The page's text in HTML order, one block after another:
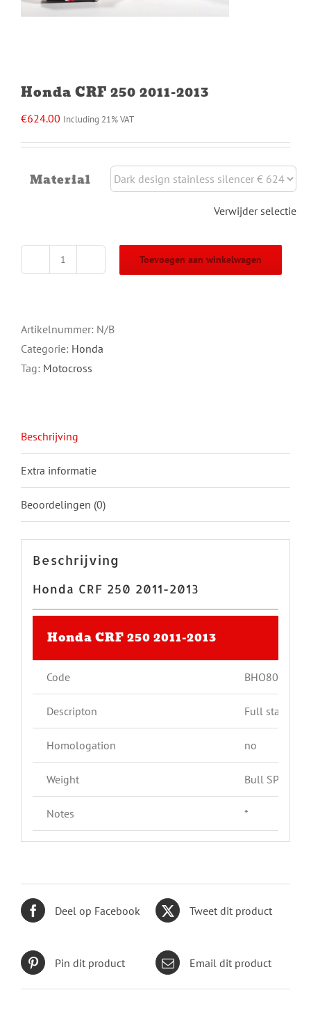
Honda CRF 250 2011-2013
€624.00 Including 21% VAT
Material
Verwijder selectie
2011-
2013
aantal
Toevoegen aan winkelwagen
Artikelnummer: N/B
Categorie: Honda
Tag: Motocross
Beschrijving
Extra informatie
Beoordelingen (0)
Beschrijving
Honda CRF 250 2011-2013
Honda CRF 250 2011-2013
Code BHO8001
Descripton Full
Homologation no
Weight Bull SP: 3,6
Notes *
Deel op Facebook Tweet dit product
Pin dit product Email dit product